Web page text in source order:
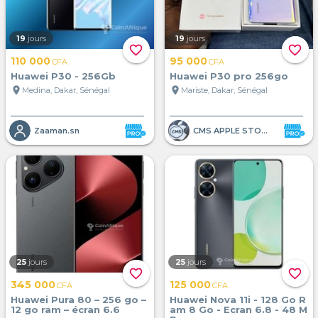
favorite_border
19 jours
110 000CFA
Huawei P30 - 256Gb
location_on Medina, Dakar, Sénégal
Zaaman.sn
favorite_border
19 jours
95 000CFA
Huawei P30 pro 256go
location_on Mariste, Dakar, Sénégal
CMS APPLE STORE
favorite_border
25 jours
345 000CFA
Huawei Pura 80 – 256 go –
12 go ram – écran 6.6
favorite_border
25 jours
125 000CFA
Huawei Nova 11i - 128 Go R
am 8 Go - Ecran 6.8 - 48 M